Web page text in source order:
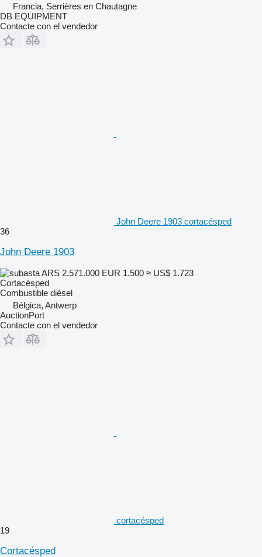
Francia, Serrières en Chautagne
DB EQUIPMENT
Contacte con el vendedor
John Deere 1903 cortacésped
36
John Deere 1903
ARS 2.571.000 EUR 1.500 ≈ US$ 1.723
Cortacésped
Combustible diésel
Bélgica, Antwerp
AuctionPort
Contacte con el vendedor
cortacésped
19
Cortacésped